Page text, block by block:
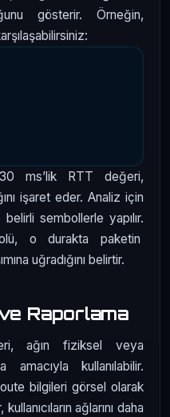
gösterir. Örneğin,
ms’lik RTT değeri,
işaret eder. Analiz için
sembollerle yapılır.
o durakta paketin
uğradığını belirtir.
Raporlama
ağın fiziksel veya
amacıyla kullanılabilir.
bilgileri görsel olarak
ağlarını daha